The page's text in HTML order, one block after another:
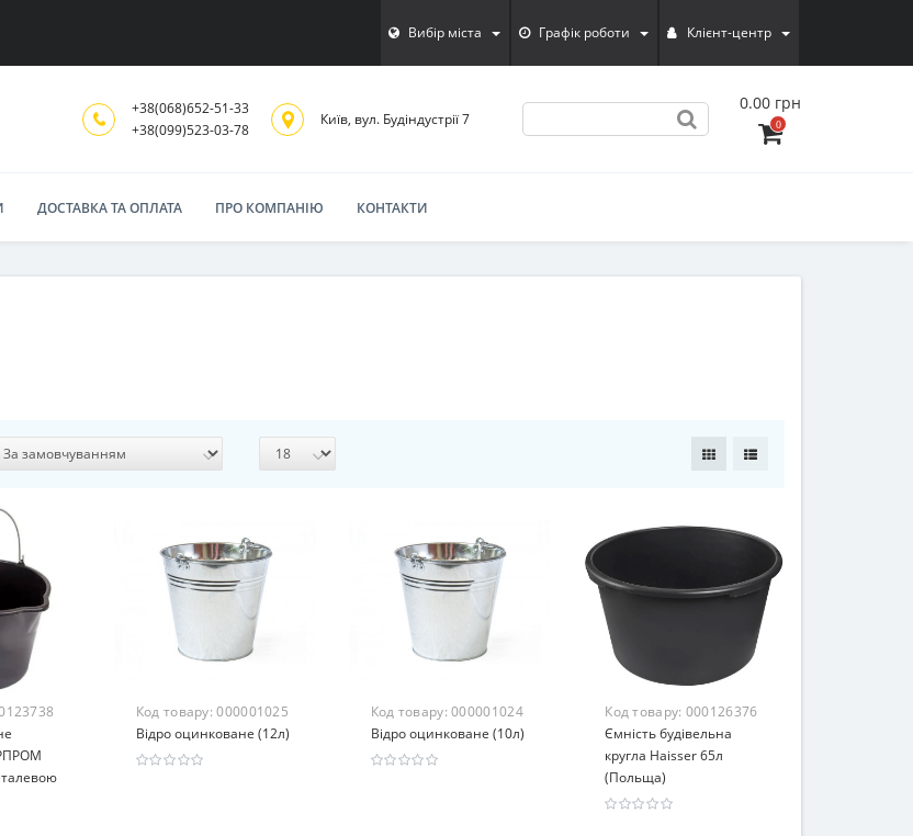
Вибiр мiста Графік роботи Клієнт-центр
+38(068)652-51-33
‎+38(099)523-03-78
Київ, вул. Будіндустрії 7
0.00 грн
0
ДОСТАВКА ТА ОПЛАТА ПРО КОМПАНІЮ КОНТАКТИ
Код товару:000001025
Відро оцинковане (12л)
Код товару:000001024
Відро оцинковане (10л)
Код товару: 000126376
Ємність будівельна
кругла Haisser 65л
(Польща)